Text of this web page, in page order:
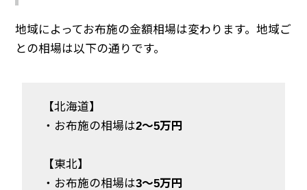
地域によってお布施の金額相場は変わります。地域ご
との相場は以下の通りです。
【北海道】
・お布施の相場は2～5万円
【東北】
・お布施の相場は3～5万円